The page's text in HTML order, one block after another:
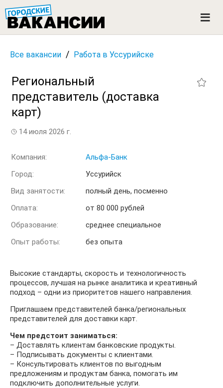
n
Все вакансии / Работа в Уссурийске
Региональный
представитель (доставка
карт)
14 июля 2026 г.
Компания:
Альфа-Банк
Город:
Уссурийск
Вид занятости:
полный день, посменно
Оплата:
от 80 000 рублей
Образование:
среднее специальное
Опыт работы:
без опыта
Высокие стандарты, скорость и технологичность
процессов, лучшая на рынке аналитика и креативный
подход – одни из приоритетов нашего направления.
Приглашаем представителей банка/региональных
представителей для доставки карт.
Чем предстоит заниматься:
– Доставлять клиентам банковские продукты.
– Подписывать документы с клиентами.
– Консультировать клиентов по выгодным
предложениям и продуктам банка, помогать им
подключить дополнительные услуги.